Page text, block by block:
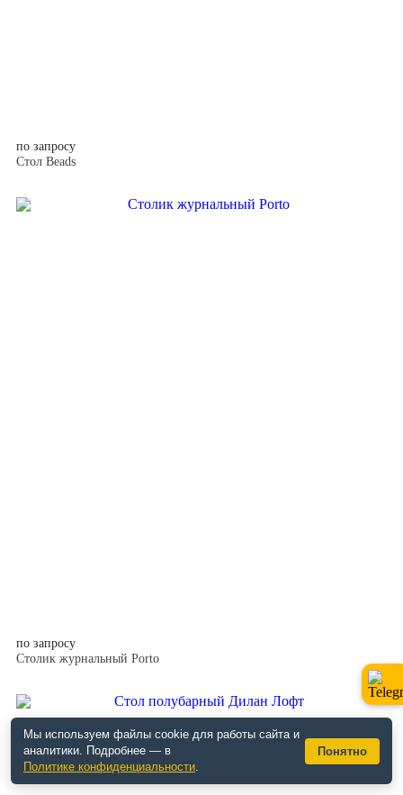
по запросу
Стол Beads
по запросу
Столик журнальный Porto
Мы используем файлы cookie для работы сайта и
аналитики. Подробнее — в
Политике конфиденциальности.
Понятно